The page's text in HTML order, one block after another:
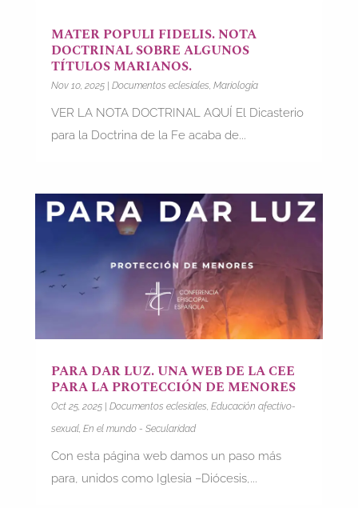
MATER POPULI FIDELIS. NOTA
DOCTRINAL SOBRE ALGUNOS
TÍTULOS MARIANOS.
Nov 10, 2025| Documentos eclesiales, Mariología
VER LA NOTA DOCTRINAL AQUÍ El Dicasterio
para la Doctrina de la Fe acaba de...
PARA DAR LUZ. UNA WEB DE LA CEE
PARA LA PROTECCIÓN DE MENORES
Oct 25, 2025| Documentos eclesiales Educación afectivo-
sexual, En el mundo - Secularidad
Con esta página web damos un paso más
para, unidos como Iglesia –Diócesis,...